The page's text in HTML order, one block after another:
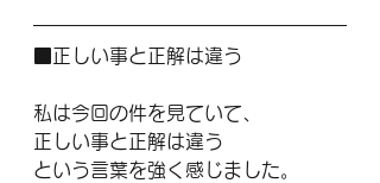
■正しい事と正解は違う
私は今回の件を見ていて、
正しい事と正解は違う
という言葉を強く感じました。